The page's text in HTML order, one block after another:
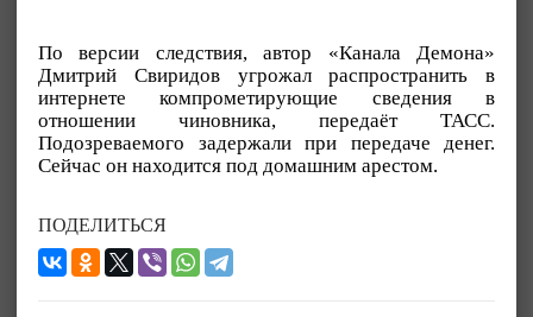
По версии следствия, автор «Канала Демона»
Дмитрий Свиридов угрожал распространить в
интернете компрометирующие сведения в
отношении чиновника, передаёт ТАСС.
Подозреваемого задержали при передаче денег.
Сейчас он находится под домашним арестом.
ПОДЕЛИТЬСЯ